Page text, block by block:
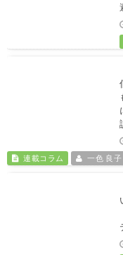
連載コラム 一色 良子